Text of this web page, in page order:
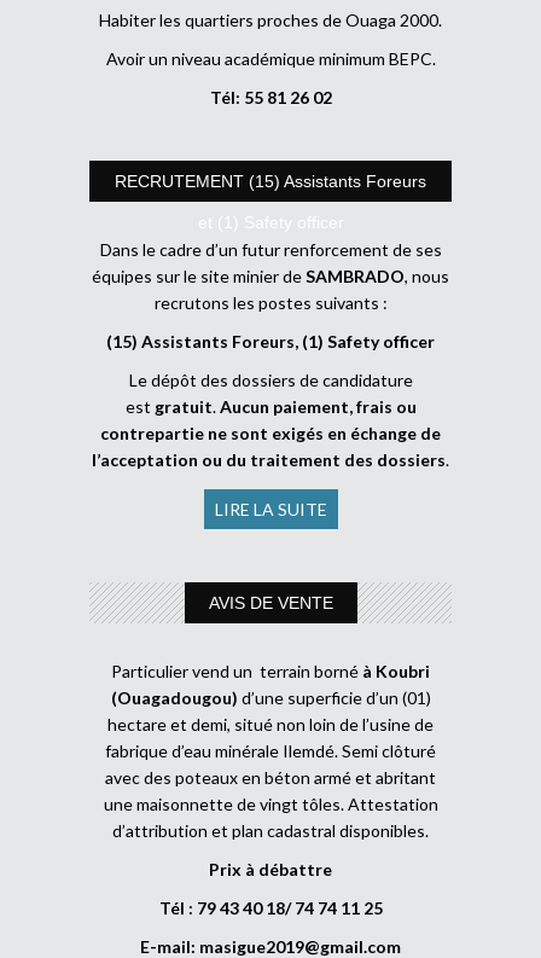
Habiter les quartiers proches de Ouaga 2000.
Avoir un niveau académique minimum BEPC.
Tél: 55 81 26 02
RECRUTEMENT (15) Assistants Foreurs
et (1) Safety officer
Dans le cadre d’un futur renforcement de ses
équipes sur le site minier deSAMBRADO, nous
recrutons les postes suivants :
(15) Assistants Foreurs, (1) Safety officer
Le dépôt des dossiers de candidature
est gratuit.Aucun paiement, frais ou
contrepartie ne sont exigés en échange de
l’acceptation ou du traitement des dossiers.
LIRE LA SUITE
AVIS DE VENTE
Particulier vend un terrain borné à Koubri
(Ouagadougou) d’une superficie d’un (01)
hectare et demi, situé non loin de l’usine de
fabrique d’eau minérale Ilemdé. Semi clôturé
avec des poteaux en béton armé et abritant
une maisonnette de vingt tôles. Attestation
d’attribution et plan cadastral disponibles.
Prix à débattre
Tél : 79 43 40 18/ 74 74 11 25
E-mail: masigue2019@gmail.com